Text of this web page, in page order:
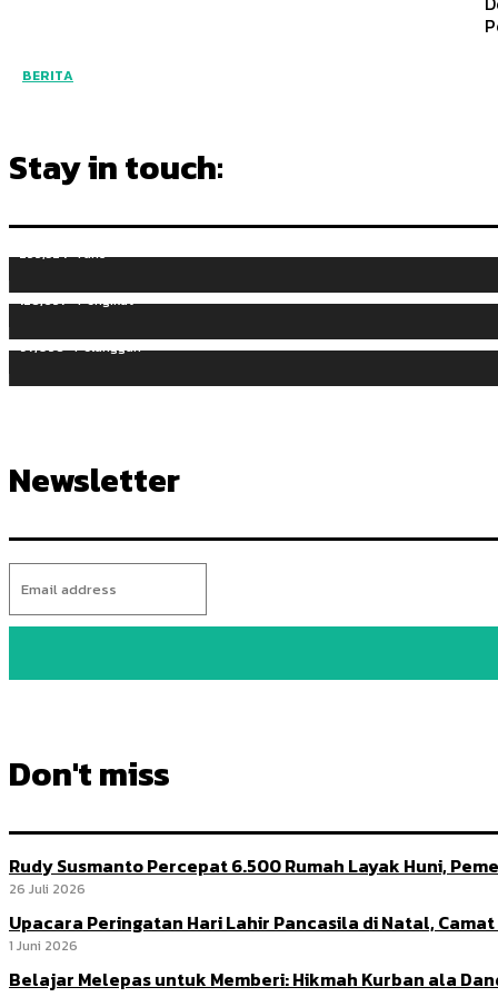
BERITA
Stay in touch:
255,324 Fans
128,657 Pengikut
97,058 Pelanggan
Newsletter
Don't miss
Rudy Susmanto Percepat 6.500 Rumah Layak Huni,
26 Juli 2026
Upacara Peringatan Hari Lahir Pancasila di Natal,
1 Juni 2026
Belajar Melepas untuk Memberi: Hikmah Kurban ala